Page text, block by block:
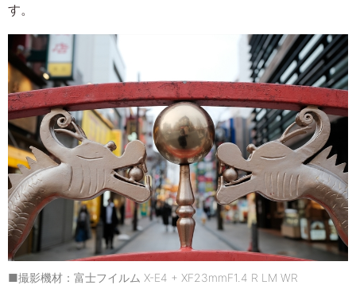
す。
■撮影機材：富士フイルム X-E4 + XF23mmF1.4 R LM WR